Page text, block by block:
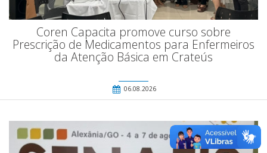
Coren Capacita promove curso sobre
Prescrição de Medicamentos para Enfermeiros
da Atenção Básica em Crateús
06.08.2026